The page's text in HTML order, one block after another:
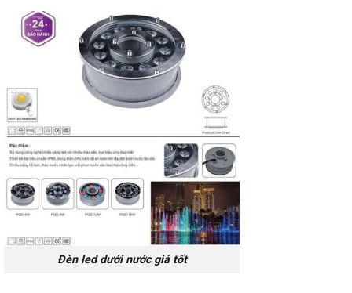
Đèn led dưới nước giá tốt